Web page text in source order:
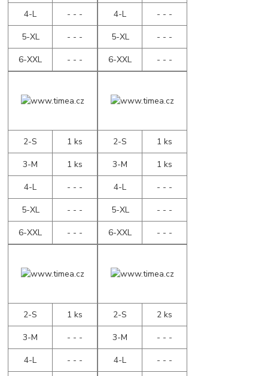
4-L
- - -
5-XL
- - -
6-XXL
- - -
4-L
- - -
5-XL
- - -
6-XXL
- - -
2-S
1 ks
3-M
1 ks
4-L
- - -
5-XL
- - -
6-XXL
- - -
2-S
1 ks
3-M
1 ks
4-L
- - -
5-XL
- - -
6-XXL
- - -
2-S
1 ks
3-M
- - -
4-L
- - -
2-S
2 ks
3-M
- - -
4-L
- - -